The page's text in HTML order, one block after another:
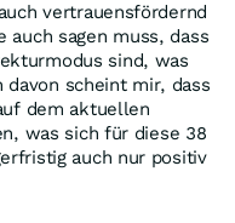
vertrauensfördernd
sagen muss, dass
sind, was
davon scheint mir, dass
dem aktuellen
was sich für diese 38
auch nur positiv